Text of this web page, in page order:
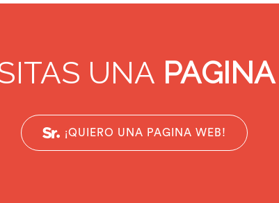
UNA
¡QUIERO UNA PAGINA WEB!